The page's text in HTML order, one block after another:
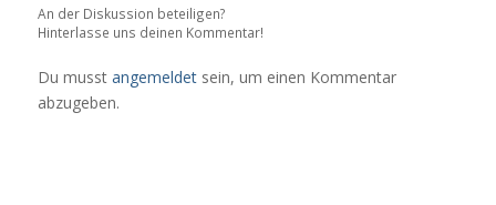
An der Diskussion beteiligen?
Hinterlasse uns deinen Kommentar!
Du musst angemeldetsein, um einen Kommentar
abzugeben.